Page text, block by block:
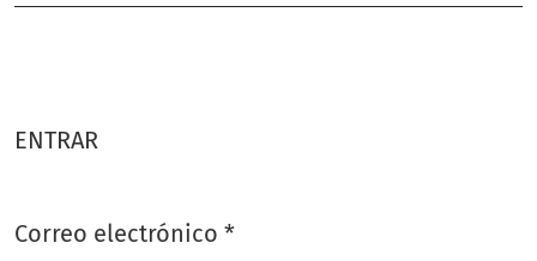
ENTRAR
Correo electrónico *